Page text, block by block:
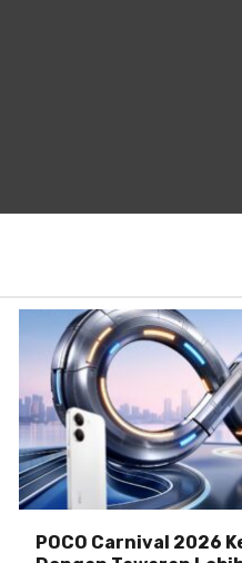
POCO Carnival 2026